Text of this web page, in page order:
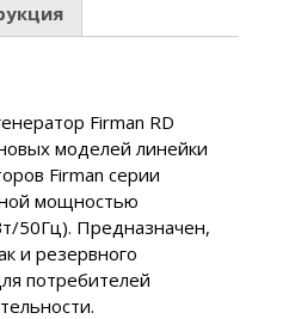
Firman RD
моделей линейки
Firman серии
мощностью
50Гц). Предназначен,
и резервного
потребителей